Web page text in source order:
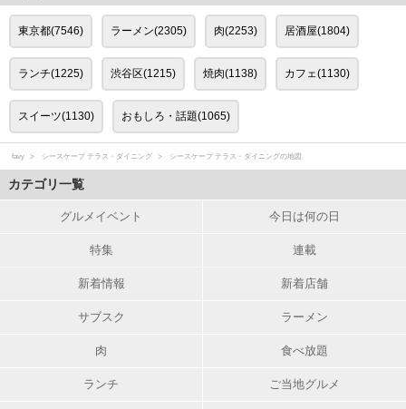
東京都(7546) ラーメン(2305) 肉(2253) 居酒屋(1804)
ランチ(1225) 渋谷区(1215) 焼肉(1138) カフェ(1130)
スイーツ(1130) おもしろ・話題(1065)
favy シースケープ テラス・ダイニング シースケープ テラス・ダイニングの地図
カテゴリ一覧
グルメイベント 今日は何の日
特集 連載
新着情報 新着店舗
サブスク ラーメン
肉 食べ放題
ランチ ご当地グルメ